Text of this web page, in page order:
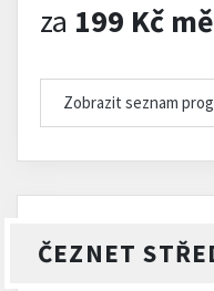
za 199 Kč
Zobrazit seznam
ČEZNET